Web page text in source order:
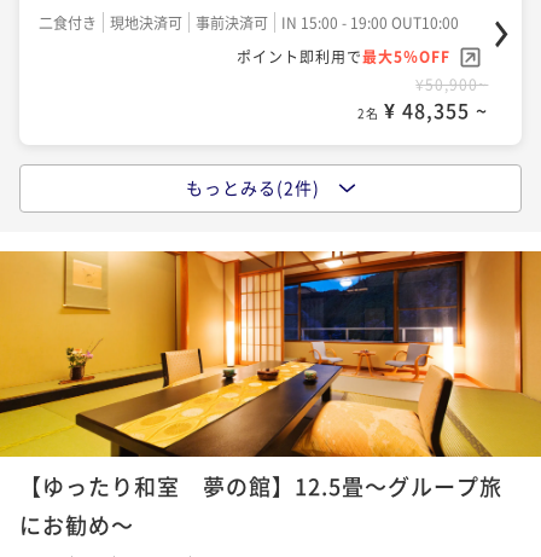
二食付き 現地決済可 事前決済可
IN 15:00 - 19:00 OUT10:00
ポイント即利用で最大5％OFF
¥50,900~
2名 ¥ 48,355 ~
【人気No．1 榊会席】“鉄板焼き”で楽しむ松阪牛！
二食付き 現地決済可 事前決済可
IN 15:00 - 19:00 OUT10:00
ポイント即利用で
最大5％OFF
¥57,500~
2名 ¥ 54,625 ~
夫婦旅 ～3大特典～＜夕食メインの和牛が松阪牛に無
料グレードUP！＞三重の魅力たっぷり
二食付き
もっとみる(2件)
【ゆったり和室 夢の館】12.5畳～グループ旅
にお勧め～